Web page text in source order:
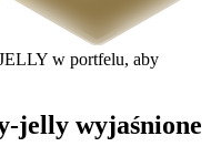
w portfelu, aby
jelly wyjaśnione